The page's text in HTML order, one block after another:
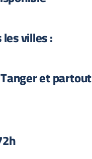
villes :
et partout